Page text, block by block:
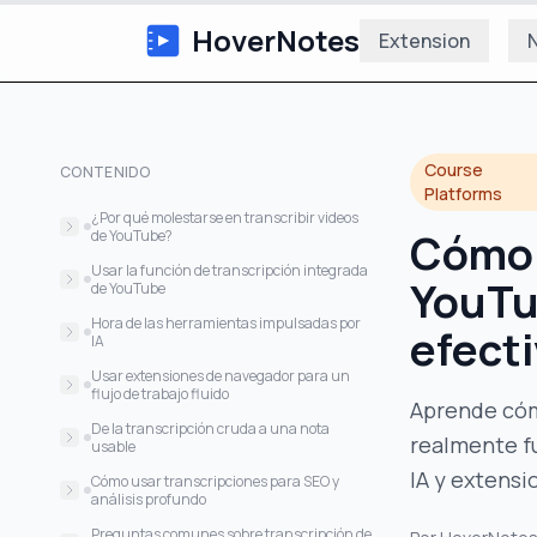
HoverNotes Extension
CONTENIDO
¿Por qué molestarse en transcribir videos
de YouTube?
De ver pasivamente a construir
conocimiento activamente
Usar la función de transcripción integrada
de YouTube
Las concesiones de la conveniencia
Hora de las herramientas impulsadas por
IA
Precisión y qué esperar
Comparación de métodos de
transcripción
Usar extensiones de navegador para un
flujo de trabajo fluido
Canal directo a tus notas
De la transcripción cruda a una nota
usable
De un muro de texto a un documento
escaneable
Añadiendo tu propia estructura
Cómo usar transcripciones para SEO y
análisis profundo
Descubriendo patrones ocultos en el
Course
Platforms
Aprende
realmente
IA y